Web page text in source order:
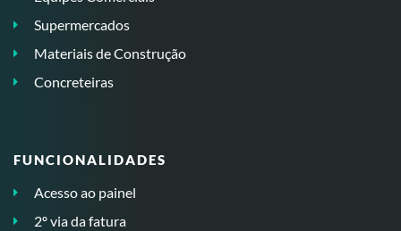
Supermercados
Materiais de Construção
Concreteiras
FUNCIONALIDADES
Acesso ao painel
2º via da fatura